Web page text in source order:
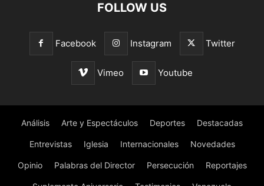
FOLLOW US
Facebook Instagram Twitter
Vimeo Youtube
Análisis Arte y Espectáculos Deportes Destacadas
Entrevistas Iglesia Internacionales Novedades
Opinio Palabras del Director Persecución Reportajes